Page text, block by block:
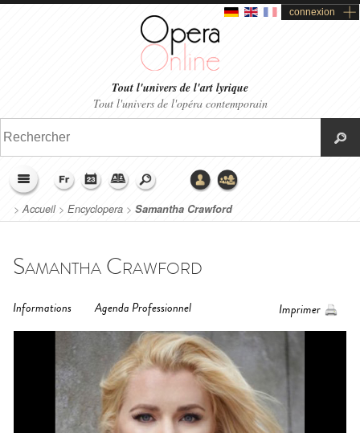
connexion
Tout l'univers de l'art lyrique
Tout l'univers de l'opéra contemporain
>Accueil> Encyclopera > Samantha Crawford
Samantha Crawford
Informations Agenda Professionnel Imprimer